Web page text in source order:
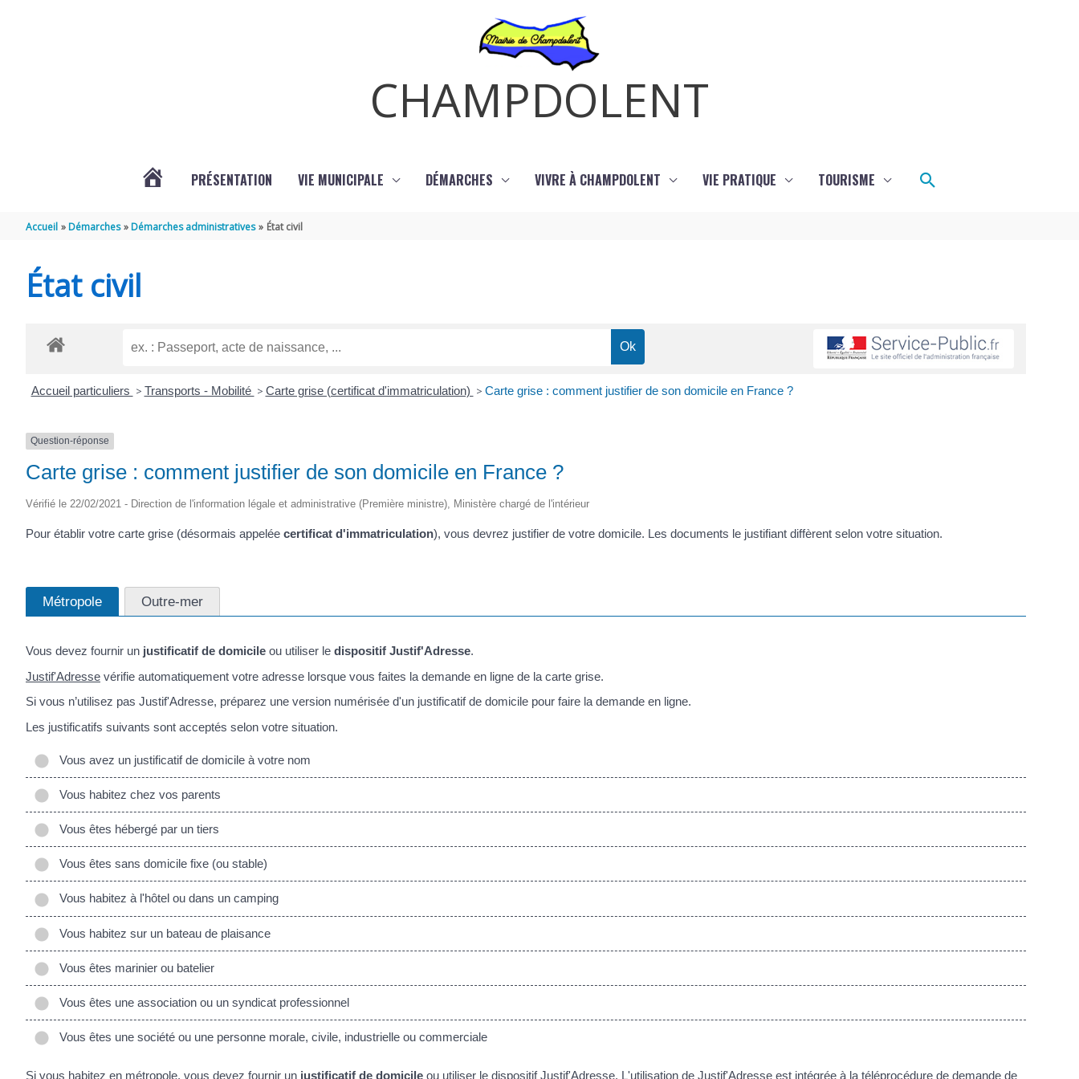
CHAMPDOLENT
PRÉSENTATION VIE MUNICIPALE DÉMARCHES VIVRE À CHAMPDOLENT VIE PRATIQUE TOURISME Rechercher
Accueil Démarches Démarches administratives État civil
État civil
Accueil particuliers > Transports - Mobilité > Carte grise (certificat d'immatriculation) > Carte grise : comment justifier de son domicile en France ?
Question-réponse
Carte grise : comment justifier de son domicile en France ?
Vérifié le 22/02/2021 - Direction de l'information légale et administrative (Première ministre), Ministère chargé de l'intérieur
Pour établir votre carte grise (désormais appelée certificat d'immatriculation), vous devrez justifier de votre domicile. Les documents le justifiant diffèrent selon votre situation.
Métropole Outre-mer
Vous devez fournir un justificatif de domicile ou utiliser le dispositif Justif'Adresse.
Justif'Adresse vérifie automatiquement votre adresse lorsque vous faites la demande en ligne de la carte grise.
Si vous n’utilisez pas Justif'Adresse, préparez une version numérisée d'un justificatif de domicile pour faire la demande en ligne.
Les justificatifs suivants sont acceptés selon votre situation.
Vous avez un justificatif de domicile à votre nom
Vous habitez chez vos parents
Vous êtes hébergé par un tiers
Vous êtes sans domicile fixe (ou stable)
Vous habitez à l'hôtel ou dans un camping
Vous habitez sur un bateau de plaisance
Vous êtes marinier ou batelier
Vous êtes une association ou un syndicat professionnel
Vous êtes une société ou une personne morale, civile, industrielle ou commerciale
Si vous habitez en métropole, vous devez fournir un justificatif de domicile ou utiliser le dispositif Justif'Adresse. L'utilisation de Justif'Adresse est intégrée à la téléprocédure de demande de